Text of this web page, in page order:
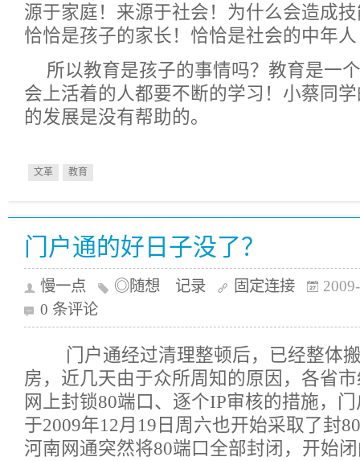
源于家庭！来源于社会！为什么会造成
恰恰是孩子的家长！恰恰是社会的中年
所以教育是孩子的事情吗？教育是一
会上活着的人都要不断的学习！小蔡同
的发展是没有帮助的。
文革 教育
门户通的好日子没了？
慢一点 ◎随想 记录 固定连接
0 条评论
门户通经过清理整顿后，已经整体
房，近几天由于众所周知的原因，各省
网上封锁80端口、逐个IP审核的措施，
于2009年12月19日周六也开始采取了封
河南网通突然将80端口全部封闭，开始